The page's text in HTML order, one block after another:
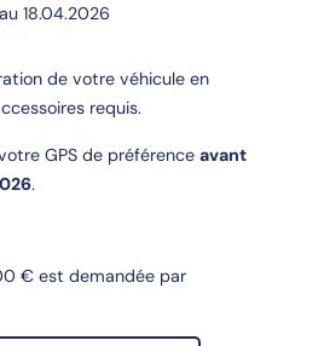
18.04.2026
de votre véhicule en
requis.
GPS de préférence avant
.
€ est demandée par